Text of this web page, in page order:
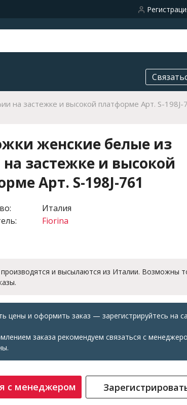
на застежке и высокой платформе Арт. S-198J-
женские белые из
застежке и высокой
Арт. S-198J-761
Италия
Fiorina
и высылаются из Италии. Возможны
цены и оформить заказ — зарегистрируйтесь на
заказа рекомендуем связаться с
с менеджером